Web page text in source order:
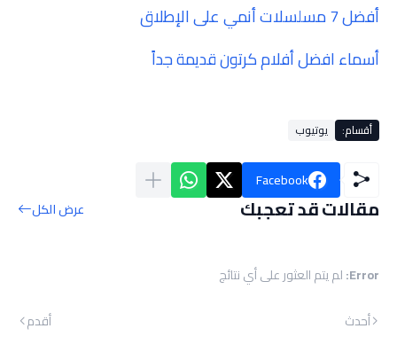
أفضل 7 مسلسلات أنمي على الإطلاق
أسماء افضل أفلام كرتون قديمة جداً
أقسام: يوتيوب
Facebook
مقالات قد تعجبك عرض الكل
Error: لم يتم العثور على أي نتائج
أحدث
أقدم